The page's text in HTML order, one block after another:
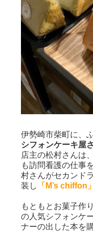
伊勢崎市柴町に、
シフォンケーキ屋
店主の松村さんは
も訪問看護の仕事
村さんがセカンド
装し 「M’s chiffon」
もともとお菓子作
の人気シフォンケ
ナーの出した本を